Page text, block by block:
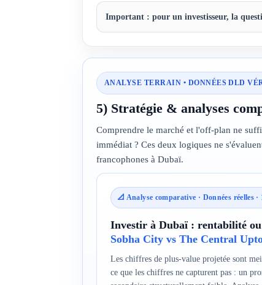
Important : pour un investisseur, la
ANALYSE TERRAIN • DONNÉES DLD
5) Stratégie & analyses
Comprendre le marché et l'off-plan ne
immédiat ? Ces deux logiques ne
francophones à Dubaï.
📐 Analyse comparative · Données réelles ·
Investir à Dubaï : rentabilité
Sobha City vs The Central
Les chiffres de plus-value projetée sont
ce que les chiffres ne capturent pas : un